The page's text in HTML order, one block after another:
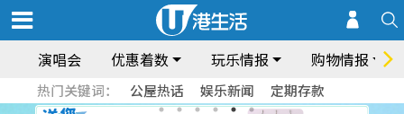
演唱会 优惠着数 玩乐情报 购物情报
热门关键词： 公屋热话 娱乐新闻 定期存款